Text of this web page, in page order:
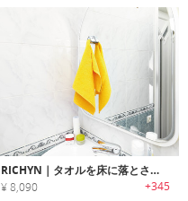
RICHYN｜タオルを床に落とさないマートタオルホルダー「リッチニー」
¥ 8,090 +345